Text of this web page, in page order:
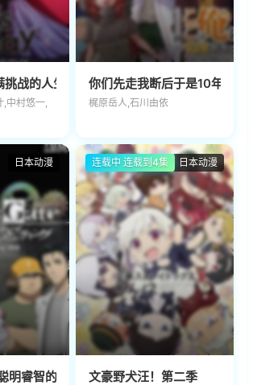
战的人生
,中村悠一,
你们先走我断后于是10年后我
梶原岳人,石川由依
日本动漫
明睿智的认知计算
日本动漫
连载中 连载到4集
文豪野犬汪！第二季